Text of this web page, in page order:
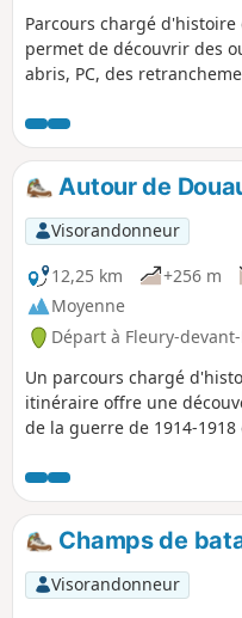
Parcours chargé d'histoire
permet de découvrir des
abris, PC, des
bon états ainsi que
tranchées et postes de
Autour de
Visorandonneur
12,25 km
+256 m
Moyenne
Départ à Fleury-
Un parcours chargé
itinéraire offre une
de la guerre de 1914-
bâtiments comme
Douaumont sont à
Champs de
Visorandonneur